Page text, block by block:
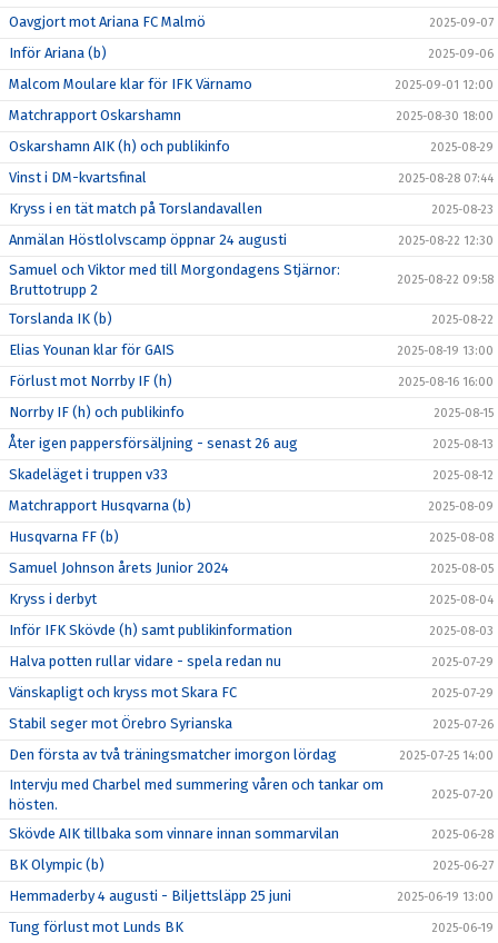
Oavgjort mot Ariana FC Malmö 2025-09-07
Inför Ariana (b) 2025-09-06
Malcom Moulare klar för IFK Värnamo 2025-09-01 12:00
Matchrapport Oskarshamn 2025-08-30 18:00
Oskarshamn AIK (h) och publikinfo 2025-08-29
Vinst i DM-kvartsfinal 2025-08-28 07:44
Kryss i en tät match på Torslandavallen 2025-08-23
Anmälan Höstlolvscamp öppnar 24 augusti 2025-08-22 12:30
Samuel och Viktor med till Morgondagens Stjärnor:
Bruttotrupp 2
2025-08-22 09:58
Torslanda IK (b) 2025-08-22
Elias Younan klar för GAIS 2025-08-19 13:00
Förlust mot Norrby IF (h) 2025-08-16 16:00
Norrby IF (h) och publikinfo 2025-08-15
Åter igen pappersförsäljning - senast 26 aug 2025-08-13
Skadeläget i truppen v33 2025-08-12
Matchrapport Husqvarna (b) 2025-08-09
Husqvarna FF (b) 2025-08-08
Samuel Johnson årets Junior 2024 2025-08-05
Kryss i derbyt 2025-08-04
Inför IFK Skövde (h) samt publikinformation 2025-08-03
Halva potten rullar vidare - spela redan nu 2025-07-29
Vänskapligt och kryss mot Skara FC 2025-07-29
Stabil seger mot Örebro Syrianska 2025-07-26
Den första av två träningsmatcher imorgon lördag 2025-07-25 14:00
Intervju med Charbel med summering våren och tankar om
hösten.
2025-07-20
Skövde AIK tillbaka som vinnare innan sommarvilan 2025-06-28
BK Olympic (b) 2025-06-27
Hemmaderby 4 augusti - Biljettsläpp 25 juni 2025-06-19 13:00
Tung förlust mot Lunds BK 2025-06-19